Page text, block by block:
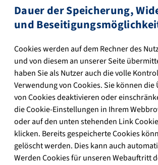
Dauer der Speicherung,
und
Cookies werden auf dem Rechner des
und von diesem an unserer Seite
haben Sie als Nutzer auch die volle
Verwendung von Cookies. Sie können die
von Cookies deaktivieren oder
die Cookie-Einstellungen in Ihrem
oder auf den unten stehenden Link
klicken. Bereits gespeicherte Cookies
gelöscht werden. Dies kann auch
Werden Cookies für unseren Webauftritt